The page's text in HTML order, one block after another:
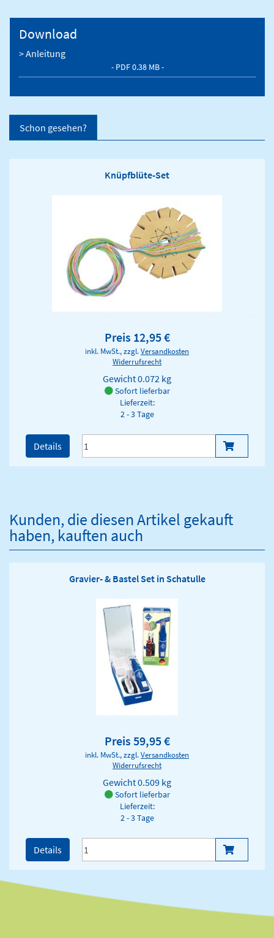
Download
> Anleitung
- PDF 0.38 MB -
Schon gesehen?
Knüpfblüte-Set
Preis 12,95 €
inkl. MwSt., zzgl.Versandkosten
Widerrufsrecht
Gewicht0.072 kg
Sofort lieferbar
Lieferzeit:
2 - 3 Tage
Details
Kunden, die diesen Artikel gekauft
haben, kauften auch
Gravier- & Bastel Set in Schatulle
Preis 59,95 €
inkl. MwSt., zzgl.Versandkosten
Widerrufsrecht
Gewicht0.509 kg
Sofort lieferbar
Lieferzeit:
2 - 3 Tage
Details